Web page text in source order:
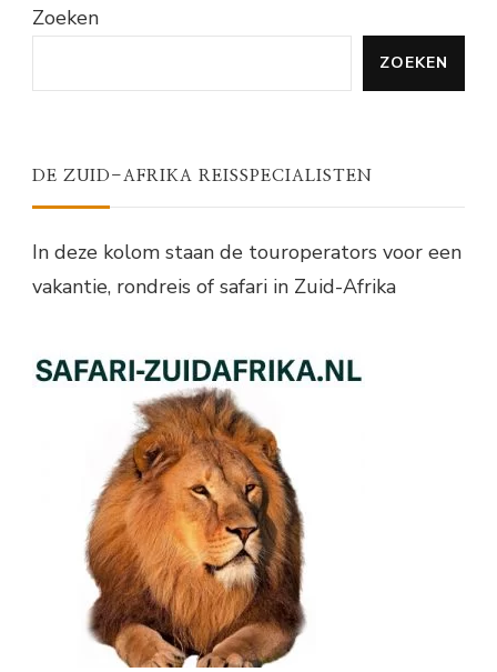
Zoeken
ZOEKEN
DE ZUID-AFRIKA REISSPECIALISTEN
In deze kolom staan de touroperators voor een
vakantie, rondreis of safari in Zuid-Afrika